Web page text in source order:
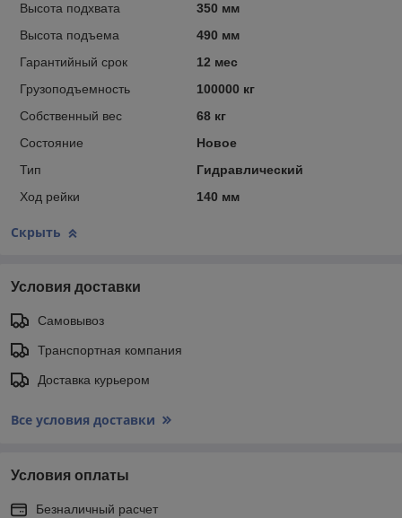
Высота подхвата
350 мм
Высота подъема
490 мм
Гарантийный срок
12 мес
Грузоподъемность
100000 кг
Собственный вес
68 кг
Состояние
Новое
Тип
Гидравлический
Ход рейки
140 мм
Скрыть
Условия доставки
Самовывоз
Транспортная компания
Доставка курьером
Все условия доставки
Условия оплаты
Безналичный расчет